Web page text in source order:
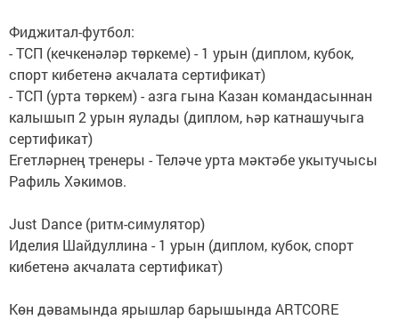
Фиджитал-футбол:
- ТСП (кечкенәләр төркеме) - 1 урын (диплом, кубок,
спорт кибетенә акчалата сертификат)
- ТСП (урта төркем) - азга гына Казан командасыннан
калышып 2 урын яулады (диплом, һәр катнашучыга
сертификат)
Егетләрнең тренеры - Теләче урта мәктәбе укытучысы
Рафиль Хәкимов.
Just Dance (ритм-симулятор)
Иделия Шайдуллина - 1 урын (диплом, кубок, спорт
кибетенә акчалата сертификат)
Көн дәвамында ярышлар барышында ARTCORE